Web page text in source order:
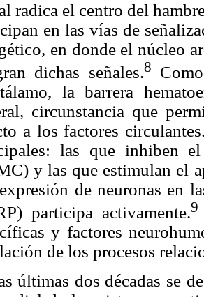
radica el centro del
en las vías de
en donde el núcleo
dichas señales.8
la barrera
circunstancia que
a los factores
las que inhiben el
y las que estimulan el
de neuronas en
participa activamente.9
y factores
de los procesos
últimas dos décadas se